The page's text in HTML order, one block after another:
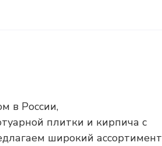
в России,
плитки и кирпича с
широкий ассортимент